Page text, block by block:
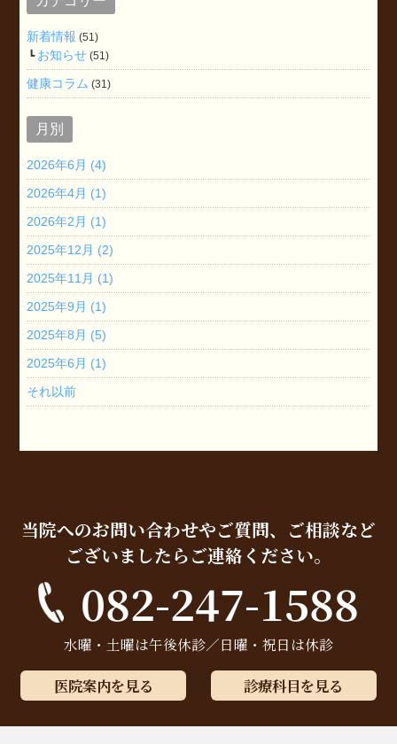
新着情報 (51)
お知らせ(51)
健康コラム (31)
月別
2026年6月 (4)
2026年4月 (1)
2026年2月 (1)
2025年12月 (2)
2025年11月 (1)
2025年9月 (1)
2025年8月 (5)
2025年6月 (1)
それ以前
当院へのお問い合わせやご質問、ご相談など
ございましたらご連絡ください。
082-247-1588
水曜・土曜は午後休診／日曜・祝日は休診
医院案内を見る 診療科目を見る